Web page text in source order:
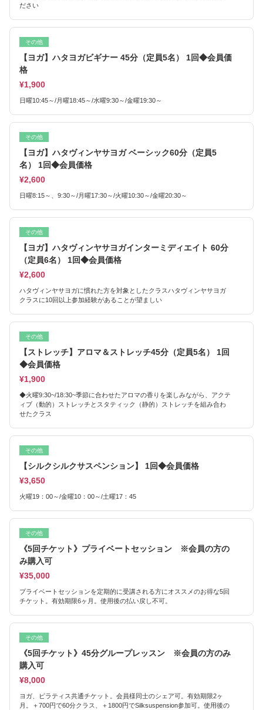
ださい
その他
【ヨガ】ハタヨガビギナー 45分（定員5名） 1回◆会員価
格
¥1,900
日曜10:45～/月曜18:45～/水曜9:30～/金曜19:30～
その他
【ヨガ】ハタヴィンヤサヨガ ベーシック60分（定員5
名） 1回◆会員価格
¥2,600
日曜8:15～、9:30～/月曜17:30～/火曜10:30～/金曜20:30～
その他
【ヨガ】ハタヴィンヤサヨガインターミディエイト 60分
（定員6名） 1回◆会員価格
¥2,600
ハタヴィンヤサヨガに慣れた方を対象としたクラスハタヴィンヤサヨガ
クラスに10回以上参加経験があることが望ましい
その他
【ストレッチ】アロマ＆ストレッチ45分（定員5名） 1回
◆会員価格
¥1,900
◆火曜9:30~/18:30~季節に合わせたアロマの香りを楽しみながら、アクテ
ィブ（動的）ストレッチとスタティック（静的）ストレッチを組み合わ
せたクラス
その他
【シルクシルクサスペンション】 1回◆会員価格
¥3,650
火曜19：00～/金曜10：00～/土曜17：45
その他
《5回チケット》プライベートセッション ※会員の方の
み購入可
¥35,000
プライベートセッションを定期的に受講される方にオススメのお得な5回
チケット。有効期限6ヶ月。使用後の払い戻し不可。
その他
《5回チケット》45分グループレッスン ※会員の方のみ
購入可
¥8,000
ヨガ、ピラティス共通チケット。会員様同士のシェア可。有効期限2ヶ
月。＋700円で60分クラス、＋1800円でSilksuspension参加可。使用後の